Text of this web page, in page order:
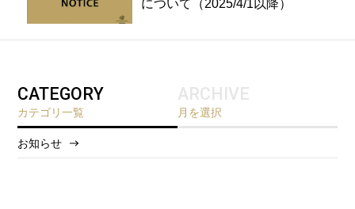
について（2025/4/1以降）
CATEGORY
カテゴリ一覧
お知らせ
ARCHIVE
月を選択